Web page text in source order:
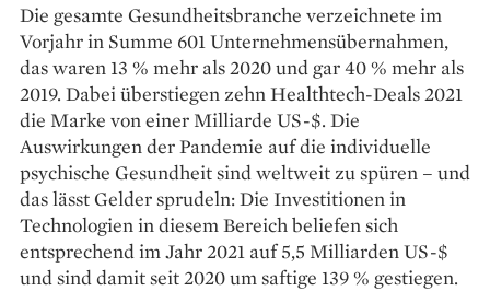
Die gesamte Gesundheitsbranche verzeichnete im
Vorjahr in Summe 601 Unternehmensübernahmen,
das waren 13 % mehr als 2020 und gar 40 % mehr als
2019. Dabei überstiegen zehn Healthtech-Deals 2021
die Marke von einer Milliarde US-$. Die
Auswirkungen der Pandemie auf die individuelle
psychische Gesundheit sind weltweit zu spüren – und
das lässt Gelder sprudeln: Die Investitionen in
Technologien in diesem Bereich beliefen sich
entsprechend im Jahr 2021 auf 5,5 Milliarden US-$
und sind damit seit 2020 um saftige 139 % gestiegen.